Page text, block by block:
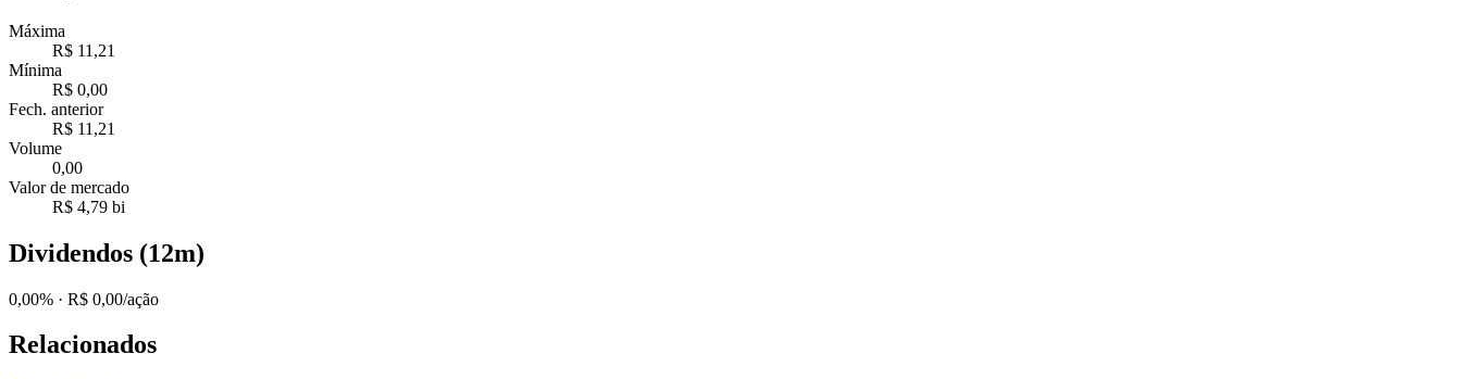
Máxima
R$ 11,21
Mínima
R$ 0,00
Fech. anterior
R$ 11,21
Volume
0,00
Valor de mercado
R$ 4,79 bi
Dividendos (12m)
0,00% · R$ 0,00/ação
Relacionados